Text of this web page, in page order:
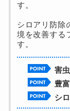
す。
シロアリ防除
境を改善する
す。
害
豊
シ